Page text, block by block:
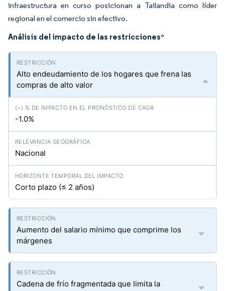
infraestructura en curso posicionan a Tailandia como líder
regional en el comercio sin efectivo.
Análisis del impacto de las restricciones*
Alto endeudamiento de los hogares que frena las
compras de alto valor
-1.0%
Nacional
Corto plazo (≤ 2 años)
Aumento del salario mínimo que comprime los
márgenes
Cadena de frío fragmentada que limita la